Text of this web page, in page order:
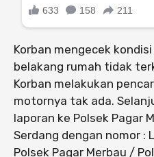
Korban mengecek
belakang rumah tidak
Korban melakukan
motornya tak ada.
laporan ke Polsek Pagar
Serdang dengan nomor :
Polsek Pagar Merbau /